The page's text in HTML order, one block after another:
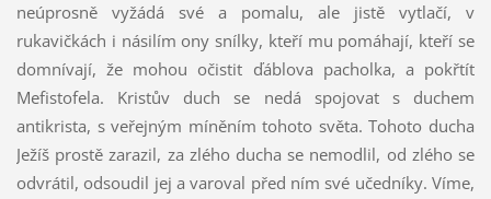
neúprosně vyžádá své a pomalu, ale jistě vytlačí, v
rukavičkách i násilím ony snílky, kteří mu pomáhají, kteří se
domnívají, že mohou očistit ďáblova pacholka, a pokřtít
Mefistofela. Kristův duch se nedá spojovat s duchem
antikrista, s veřejným míněním tohoto světa. Tohoto ducha
Ježíš prostě zarazil, za zlého ducha se nemodlil, od zlého se
odvrátil, odsoudil jej a varoval před ním své učedníky. Víme,